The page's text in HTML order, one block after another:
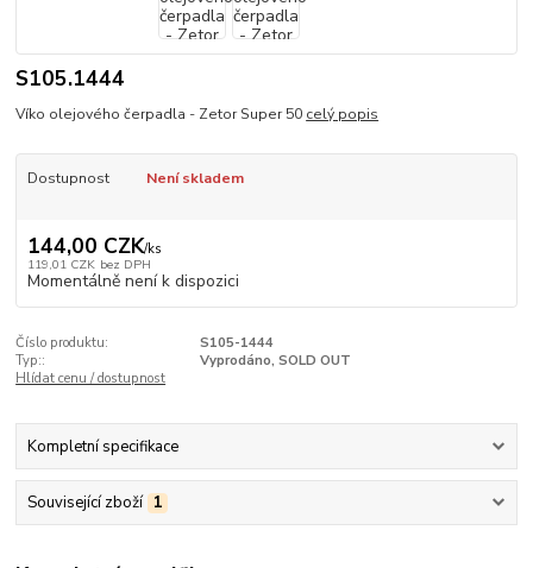
S105.1444
Víko olejového čerpadla - Zetor Super 50 celý popis
Dostupnost Není skladem
144,00 CZK/ks
119,01 CZK bez DPH
Momentálně není k dispozici
Číslo produktu:
S105-1444
Typ::
Vyprodáno, SOLD OUT
Hlídat cenu / dostupnost
Kompletní specifikace
Související zboží 1